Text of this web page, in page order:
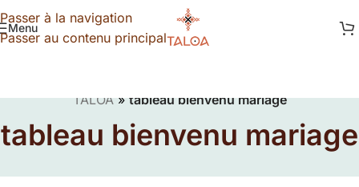
Passer à la navigation
Passer au contenu principal
Menu
TALOA»tableau bienvenu mariage
tableau bienvenu mariage